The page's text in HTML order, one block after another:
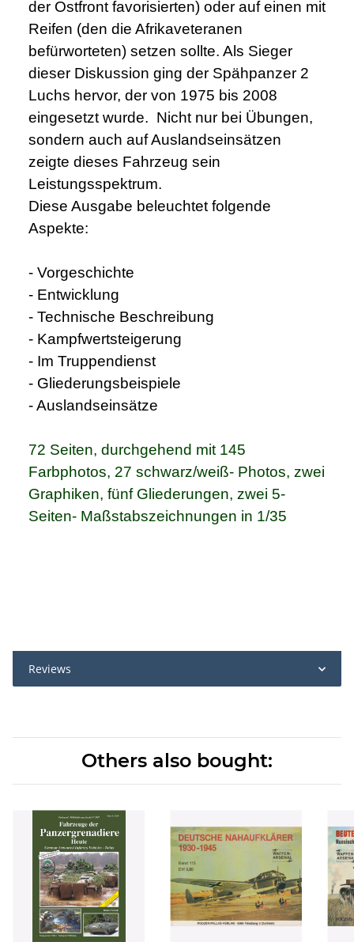
der Ostfront favorisierten) oder auf einen mit
Reifen (den die Afrikaveteranen
befürworteten) setzen sollte. Als Sieger
dieser Diskussion ging der Spähpanzer 2
Luchs hervor, der von 1975 bis 2008
eingesetzt wurde. Nicht nur bei Übungen,
sondern auch auf Auslandseinsätzen
zeigte dieses Fahrzeug sein
Leistungsspektrum.
Diese Ausgabe beleuchtet folgende
Aspekte:
- Vorgeschichte
- Entwicklung
- Technische Beschreibung
- Kampfwertsteigerung
- Im Truppendienst
- Gliederungsbeispiele
- Auslandseinsätze
72 Seiten, durchgehend mit 145
Farbphotos, 27 schwarz/weiß- Photos, zwei
Graphiken, fünf Gliederungen, zwei 5-
Seiten- Maßstabszeichnungen in 1/35
Reviews
Others also bought: